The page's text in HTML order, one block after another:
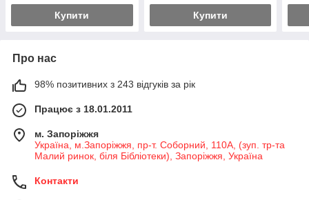
Купити Купити
Про нас
98% позитивних з 243 відгуків за рік
Працює з 18.01.2011
м. Запоріжжя
Україна, м.Запоріжжя, пр-т. Соборний, 110А, (зуп. тр-та
Малий ринок, біля Бібліотеки), Запоріжжя, Україна
Контакти